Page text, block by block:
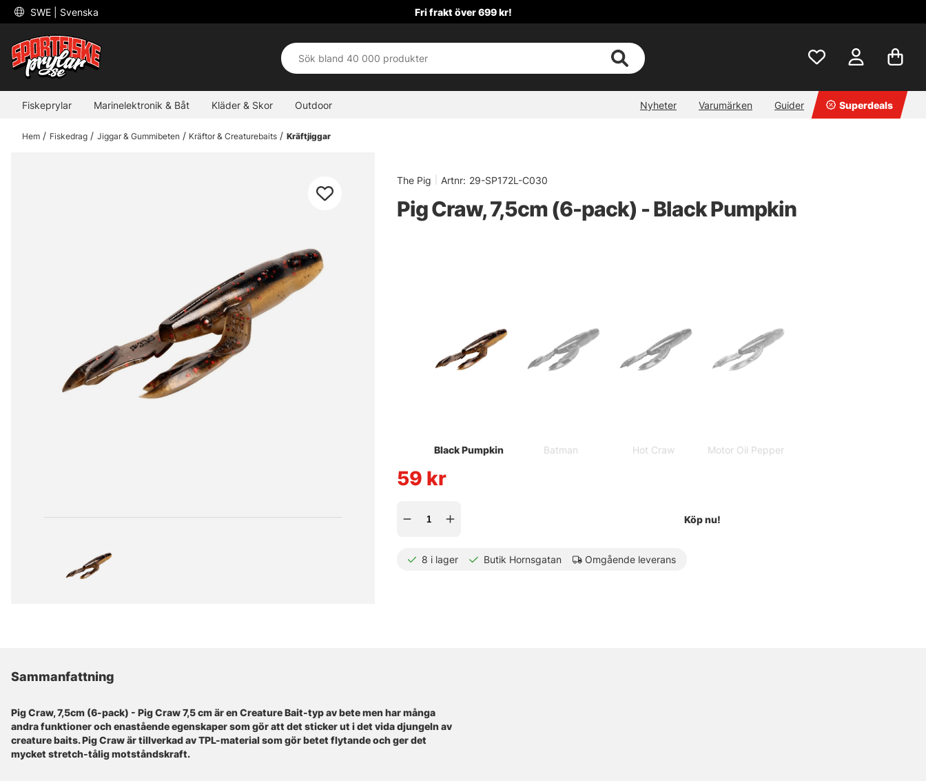
SWE | Svenska Fri frakt över 699 kr!
Fiskeprylar Marinelektronik & Båt Kläder & Skor Outdoor Nyheter Varumärken Guider Superdeals
Hem Fiskedrag Jiggar & Gummibeten Kräftor & Creaturebaits Kräftjiggar
The Pig Artnr: 29-SP172L-C030
Pig Craw, 7,5cm (6-pack) - Black Pumpkin
Batman
Black Pumpkin Hot Craw Motor Oil Pepper
59 kr
Köp nu!
8 i lager Butik Hornsgatan Omgående leverans
Sammanfattning
Pig Craw, 7,5cm (6-pack) - Pig Craw 7,5 cm är en Creature Bait-typ av bete men har många
andra funktioner och enastående egenskaper som gör att det sticker ut i det vida djungeln av
creature baits. Pig Craw är tillverkad av TPL-material som gör betet flytande och ger det
mycket stretch-tålig motståndskraft.